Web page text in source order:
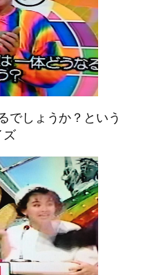
でしょうか？という
ズ